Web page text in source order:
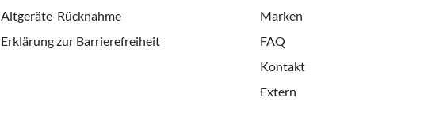
Altgeräte-Rücknahme
Erklärung zur Barrierefreiheit
Marken
FAQ
Kontakt
Extern